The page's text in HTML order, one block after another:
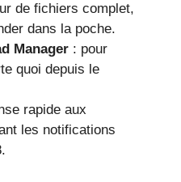
de fichiers complet,
dans la poche.
Manager : pour
quoi depuis le
rapide aux
les notifications